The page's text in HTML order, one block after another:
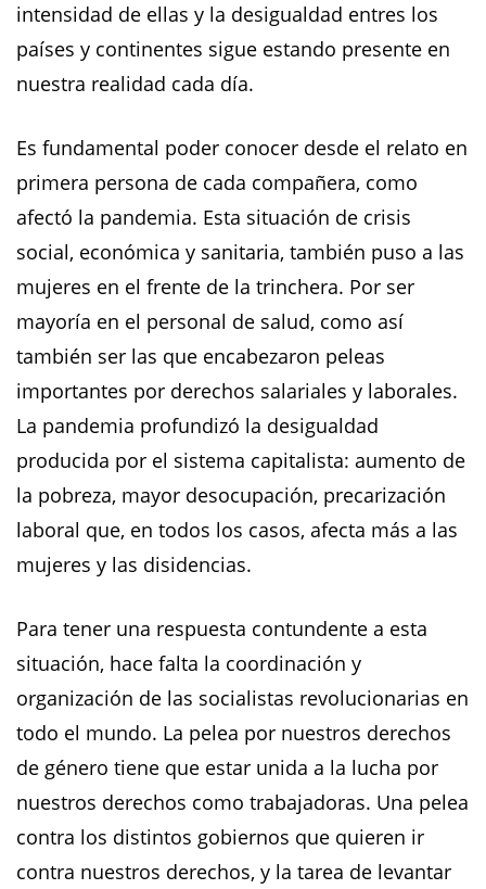
intensidad de ellas y la desigualdad entres los
países y continentes sigue estando presente en
nuestra realidad cada día.
Es fundamental poder conocer desde el relato en
primera persona de cada compañera, como
afectó la pandemia. Esta situación de crisis
social, económica y sanitaria, también puso a las
mujeres en el frente de la trinchera. Por ser
mayoría en el personal de salud, como así
también ser las que encabezaron peleas
importantes por derechos salariales y laborales.
La pandemia profundizó la desigualdad
producida por el sistema capitalista: aumento de
la pobreza, mayor desocupación, precarización
laboral que, en todos los casos, afecta más a las
mujeres y las disidencias.
Para tener una respuesta contundente a esta
situación, hace falta la coordinación y
organización de las socialistas revolucionarias en
todo el mundo. La pelea por nuestros derechos
de género tiene que estar unida a la lucha por
nuestros derechos como trabajadoras. Una pelea
contra los distintos gobiernos que quieren ir
contra nuestros derechos, y la tarea de levantar